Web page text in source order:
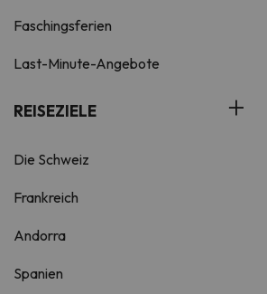
Faschingsferien
Last-Minute-Angebote
REISEZIELE
Die Schweiz
Frankreich
Andorra
Spanien